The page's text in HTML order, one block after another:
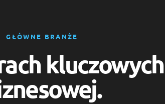
GŁÓWNE BRANŻE